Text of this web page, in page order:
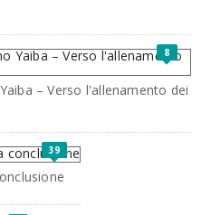
8
– Verso l'allenamento dei
39